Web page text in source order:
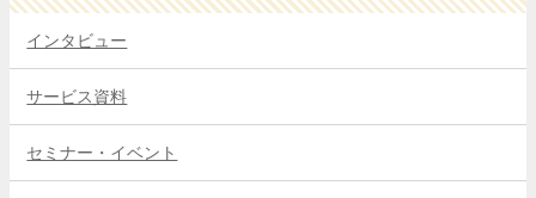
インタビュー
サービス資料
セミナー・イベント